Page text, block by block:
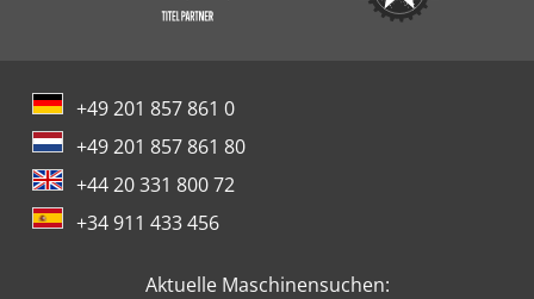
+49 201 857 861 0
+49 201 857 861 80
+44 20 331 800 72
+34 911 433 456
Aktuelle Maschinensuchen: